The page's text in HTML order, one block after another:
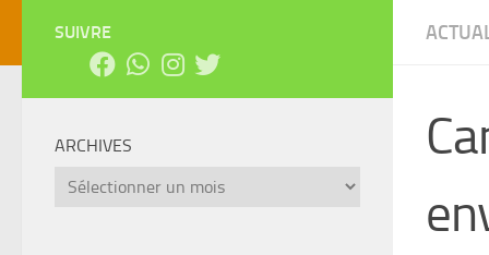
SUIVRE
ARCHIVES
Archives